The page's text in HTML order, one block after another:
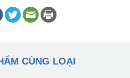
CÙNG LOẠI